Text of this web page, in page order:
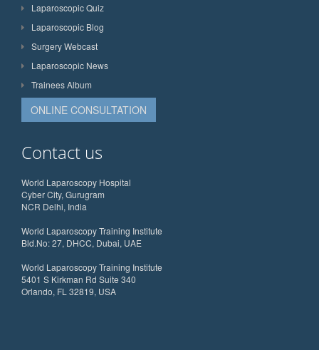
Laparoscopic Quiz
Laparoscopic Blog
Surgery Webcast
Laparoscopic News
Trainees Album
ONLINE CONSULTATION
Contact us
World Laparoscopy Hospital
Cyber City, Gurugram
NCR Delhi, India
World Laparoscopy Training Institute
Bld.No: 27, DHCC, Dubai, UAE
World Laparoscopy Training Institute
5401 S Kirkman Rd Suite 340
Orlando, FL 32819, USA